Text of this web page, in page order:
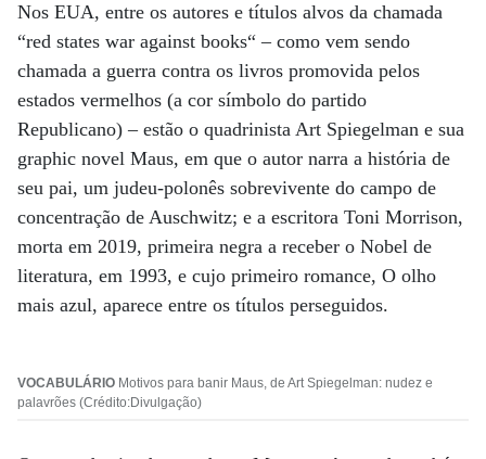
Nos EUA, entre os autores e títulos alvos da chamada
“red states war against books“ – como vem sendo
chamada a guerra contra os livros promovida pelos
estados vermelhos (a cor símbolo do partido
Republicano) – estão o quadrinista Art Spiegelman e sua
graphic novel Maus, em que o autor narra a história de
seu pai, um judeu-polonês sobrevivente do campo de
concentração de Auschwitz; e a escritora Toni Morrison,
morta em 2019, primeira negra a receber o Nobel de
literatura, em 1993, e cujo primeiro romance, O olho
mais azul, aparece entre os títulos perseguidos.
VOCABULÁRIO Motivos para banir Maus, de Art Spiegelman: nudez e
palavrões (Crédito:Divulgação)